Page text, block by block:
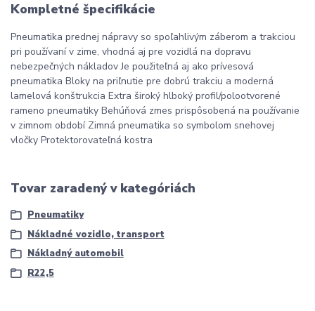
Kompletné špecifikácie
Pneumatika prednej nápravy so spoľahlivým záberom a trakciou
pri používaní v zime, vhodná aj pre vozidlá na dopravu
nebezpečných nákladov Je použiteľná aj ako prívesová
pneumatika Bloky na priľnutie pre dobrú trakciu a moderná
lamelová konštrukcia Extra široký hlboký profil/polootvorené
rameno pneumatiky Behúňová zmes prispôsobená na používanie
v zimnom období Zimná pneumatika so symbolom snehovej
vločky Protektorovateľná kostra
Tovar zaradený v kategóriách
Pneumatiky
Nákladné vozidlo, transport
Nákladný automobil
R22,5